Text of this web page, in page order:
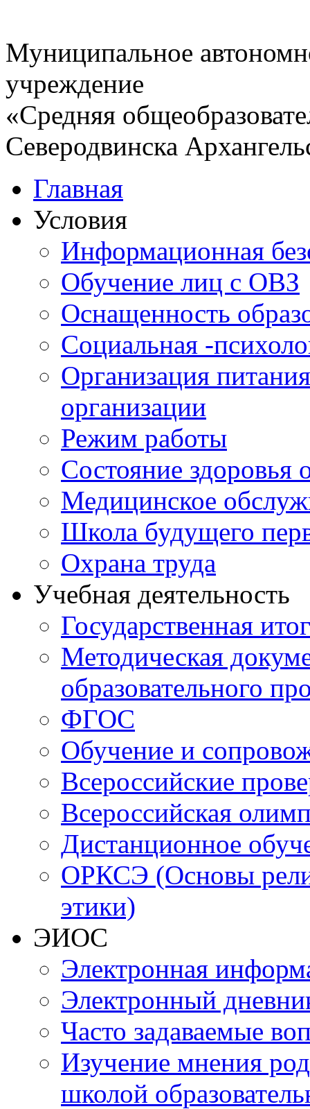
Муниципальное
учреждение
«Средняя
Северодвинска
Главная
Условия
Информационная
Обучение лиц с ОВЗ
Оснащенность
Социальная -
Организация
организации
Режим работы
Состояние
Медицинское
Школа будущего
Охрана труда
Учебная деятельность
Государственная
Методическая
образовательного
ФГОС
Обучение и
Всероссийские
Всероссийская
Дистанционное
ОРКСЭ (Основы
этики)
ЭИОС
Электронная
Электронный
Часто задаваемые
Изучение мнения
школой